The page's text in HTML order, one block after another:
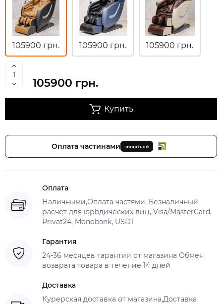
105900 грн. 105900 грн. 105900 грн.
105900 грн.
Купить
Оплата частинами
Оплата
Наличными,Оплата частями, Безналичный
расчет для юрbдических лиц, Visa/MasterCard,
Privat24, Monobank, USDT
Гарантия
24-36 месяцев гарантии от магазина Обмен
возврата товара в течение 14 дней
Доставка
Курерская доставка от магазина,Доставка